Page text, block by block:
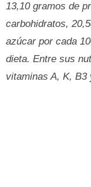
13,10 gramos de
carbohidratos,
azúcar por cada
dieta. Entre sus
vitaminas A, K, B3